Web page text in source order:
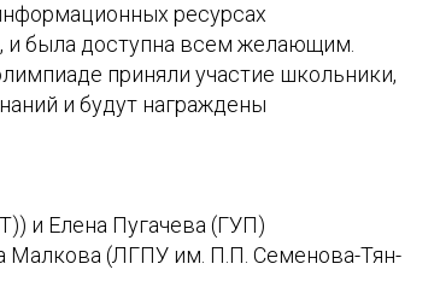
ресурсах
и была доступна всем желающим.
приняли участие школьники,
и будут награждены
и Елена Пугачева (ГУП)
Малкова (ЛГПУ им. П.П. Семенова-Тян-